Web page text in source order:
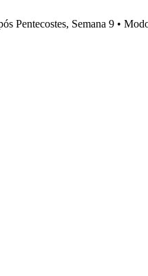
Pentecostes, Semana 9 •